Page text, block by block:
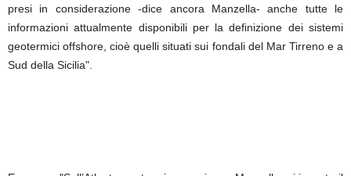
presi in considerazione -dice ancora Manzella- anche tutte le
informazioni attualmente disponibili per la definizione dei sistemi
geotermici offshore, cioè quelli situati sui fondali del Mar Tirreno e a
Sud della Sicilia".